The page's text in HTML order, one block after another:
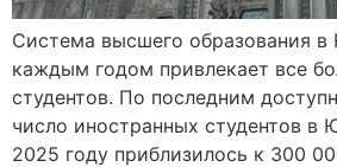
Система высшего образования
каждым годом привлекает все
студентов. По последним
число иностранных студентов в
2025 году приблизилось к 300